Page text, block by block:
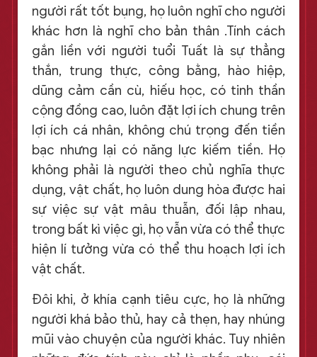
người rất tốt bụng, họ luôn nghĩ cho người
khác hơn là nghĩ cho bản thân .Tính cách
gắn liền với người tuổi Tuất là sự thẳng
thắn, trung thực, công bằng, hào hiệp,
dũng cảm cần cù, hiếu học, có tinh thần
cộng đồng cao, luôn đặt lợi ích chung trên
lợi ích cá nhân, không chú trọng đến tiền
bạc nhưng lại có năng lực kiếm tiền. Họ
không phải là người theo chủ nghĩa thực
dụng, vật chất, họ luôn dung hòa được hai
sự việc sự vật mâu thuẫn, đối lập nhau,
trong bất kì việc gì, họ vẫn vừa có thể thực
hiện lí tưởng vừa có thể thu hoạch lợi ích
vật chất.
Đôi khi, ở khía cạnh tiêu cực, họ là những
người khá bảo thủ, hay cả thẹn, hay nhúng
mũi vào chuyện của người khác. Tuy nhiên